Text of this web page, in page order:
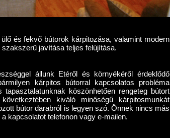
és fekvő bútorok kárpitozása, valamint modern
javítása teljes felújítása.
állunk Etéről és környékéről érdeklődő
kárpitos bútorral kapcsolatos probléma
tapasztalatunknak köszönhetően rengeteg bútort
kiváló minőségű kárpitosmunkát
bútor darabról is legyen szó. Önnek nincs más
kapcsolatot telefonon vagy e-mailen.